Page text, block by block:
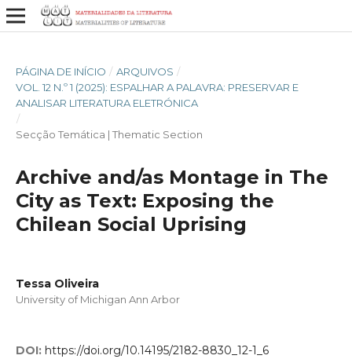
PÁGINA DE INÍCIO / ARQUIVOS /
VOL. 12 N.º 1 (2025): ESPALHAR A PALAVRA: PRESERVAR E
ANALISAR LITERATURA ELETRÓNICA
/
Secção Temática | Thematic Section
Archive and/as Montage in The
City as Text: Exposing the
Chilean Social Uprising
Tessa Oliveira
University of Michigan Ann Arbor
DOI: https://doi.org/10.14195/2182-8830_12-1_6